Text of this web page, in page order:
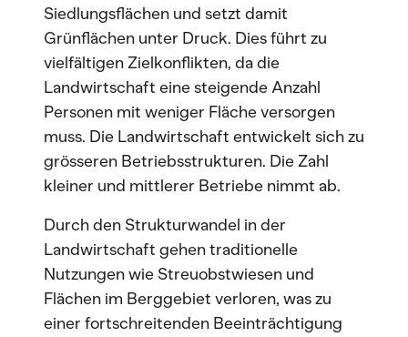
Siedlungsflächen und setzt damit
Grünflächen unter Druck. Dies führt zu
vielfältigen Zielkonflikten, da die
Landwirtschaft eine steigende Anzahl
Personen mit weniger Fläche versorgen
muss. Die Landwirtschaft entwickelt sich zu
grösseren Betriebsstrukturen. Die Zahl
kleiner und mittlerer Betriebe nimmt ab.
Durch den Strukturwandel in der
Landwirtschaft gehen traditionelle
Nutzungen wie Streuobstwiesen und
Flächen im Berggebiet verloren, was zu
einer fortschreitenden Beeinträchtigung